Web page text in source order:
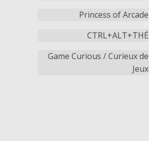
Princess of Arcade
CTRL+ALT+THÉ
Game Curious / Curieux de
Jeux